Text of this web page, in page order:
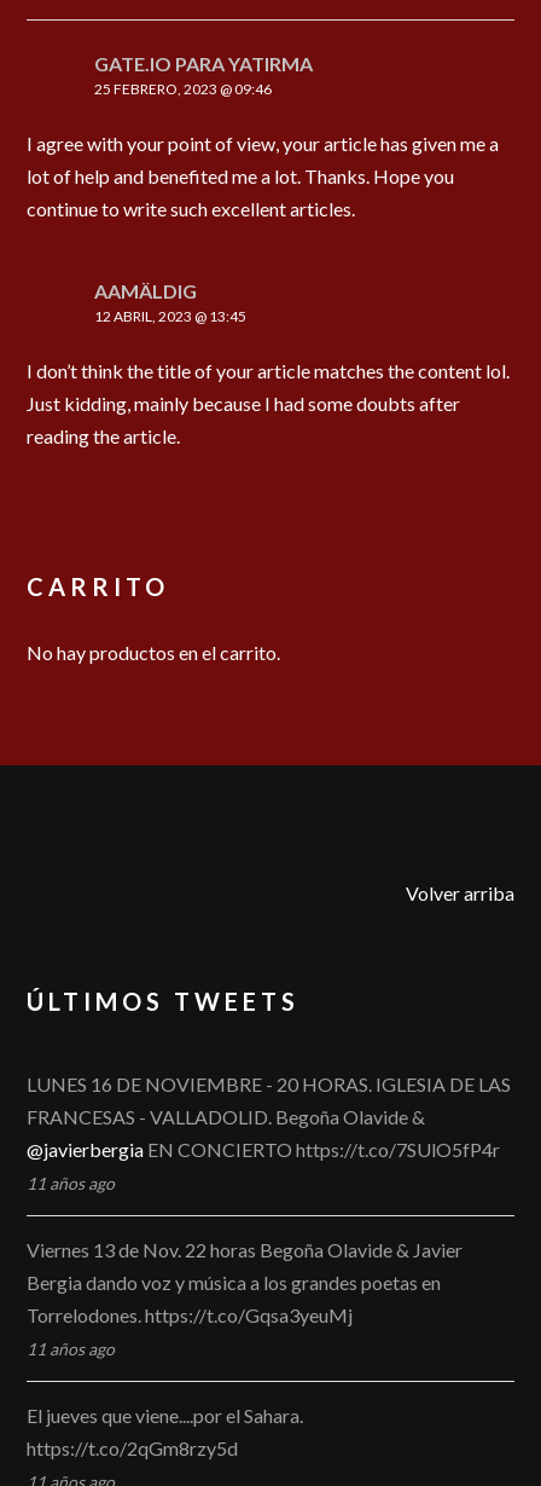
GATE.IO PARA YATIRMA
25 FEBRERO, 2023 @ 09:46
I agree with your point of view, your article has given me a
lot of help and benefited me a lot. Thanks. Hope you
continue to write such excellent articles.
AAMÄLDIG
12 ABRIL, 2023 @ 13:45
I don’t think the title of your article matches the content lol.
Just kidding, mainly because I had some doubts after
reading the article.
CARRITO
No hay productos en el carrito.
Volver arriba
ÚLTIMOS TWEETS
LUNES 16 DE NOVIEMBRE - 20 HORAS. IGLESIA DE LAS
FRANCESAS - VALLADOLID. Begoña Olavide &
@javierbergia EN CONCIERTO https://t.co/7SUlO5fP4r
11 años ago
Viernes 13 de Nov. 22 horas Begoña Olavide & Javier
Bergia dando voz y música a los grandes poetas en
Torrelodones. https://t.co/Gqsa3yeuMj
11 años ago
El jueves que viene....por el Sahara.
https://t.co/2qGm8rzy5d
11 años ago